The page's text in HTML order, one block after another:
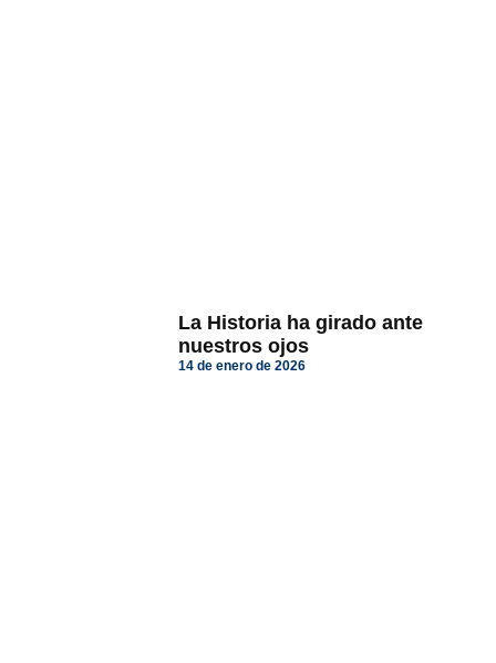
La Historia ha girado ante
nuestros ojos
14 de enero de 2026